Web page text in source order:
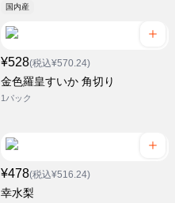
国内産
¥528(税込¥570.24)
金色羅皇すいか 角切り
1パック
¥478(税込¥516.24)
幸水梨